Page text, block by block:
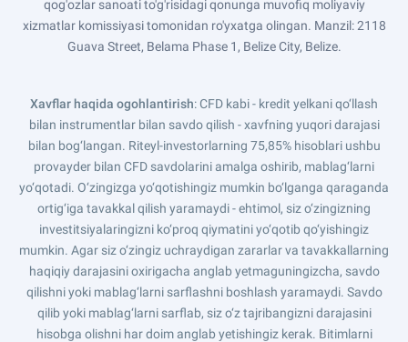
qog'ozlar sanoati to'g'risidagi qonunga muvofiq moliyaviy
xizmatlar komissiyasi tomonidan ro'yxatga olingan. Manzil: 2118
Guava Street, Belama Phase 1, Belize City, Belize.
Xavflar haqida ogohlantirish: CFD kabi - kredit yelkani qo‘llash
bilan instrumentlar bilan savdo qilish - xavfning yuqori darajasi
bilan bog‘langan. Riteyl-investorlarning 75,85% hisoblari ushbu
provayder bilan CFD savdolarini amalga oshirib, mablag‘larni
yo‘qotadi. O‘zingizga yo‘qotishingiz mumkin bo‘lganga qaraganda
ortig‘iga tavakkal qilish yaramaydi - ehtimol, siz o‘zingizning
investitsiyalaringizni ko‘proq qiymatini yo‘qotib qo‘yishingiz
mumkin. Agar siz o‘zingiz uchraydigan zararlar va tavakkallarning
haqiqiy darajasini oxirigacha anglab yetmaguningizcha, savdo
qilishni yoki mablag‘larni sarflashni boshlash yaramaydi. Savdo
qilib yoki mablag‘larni sarflab, siz o‘z tajribangizni darajasini
hisobga olishni har doim anglab yetishingiz kerak. Bitimlarni